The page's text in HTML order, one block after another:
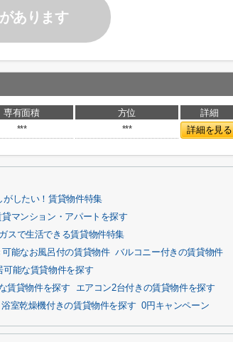
あります
専有面積 方位
詳細
*** *** 詳細を見る
がしたい！賃貸物件特集
マンション・アパートを探す
スで生活できる賃貸物件特集
可能なお風呂付の賃貸物件 バルコニー付きの賃貸物件
可能な賃貸物件を探す
賃貸物件を探す
エアコン2台付きの賃貸物件を探す
浴室乾燥機付きの賃貸物件を探す 0円キャンペーン